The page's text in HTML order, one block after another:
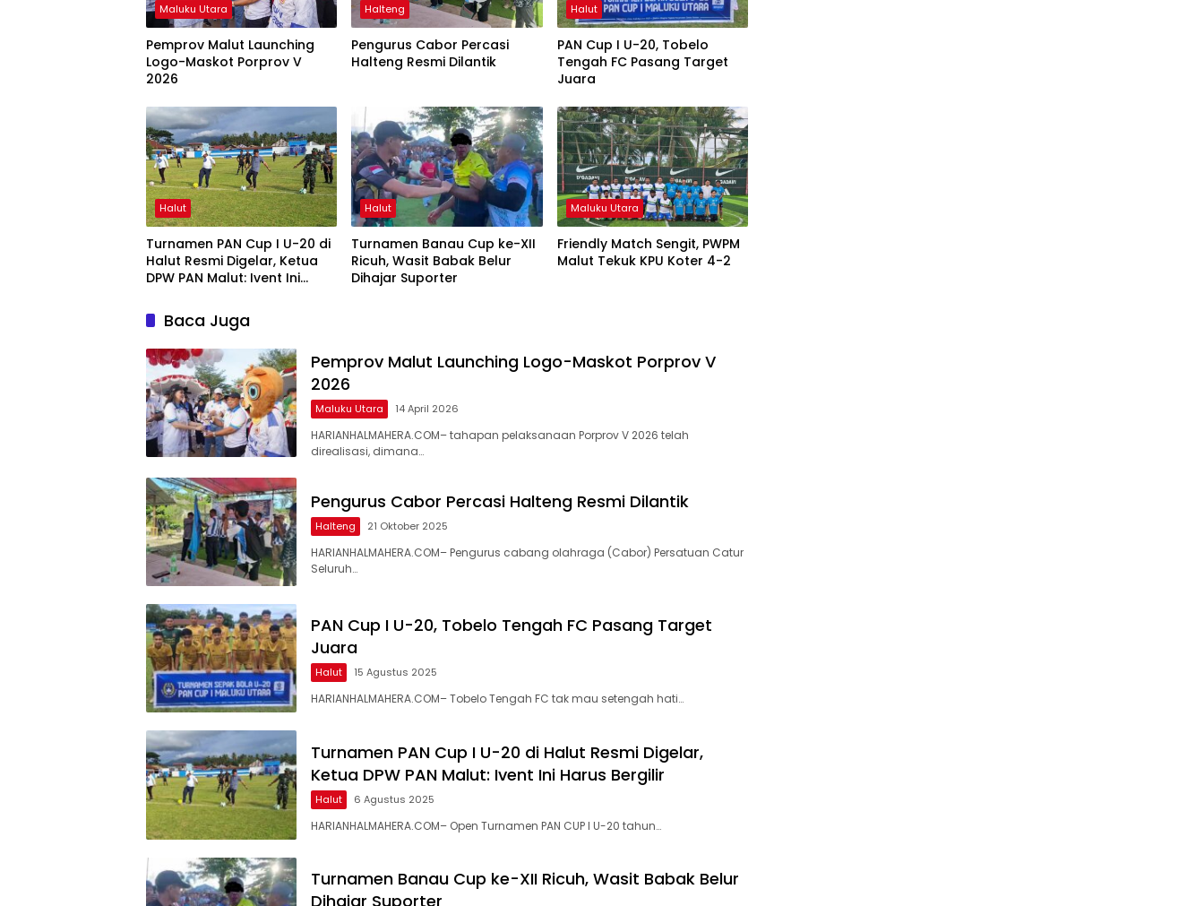
Maluku Utara
Pemprov Malut Launching
Logo-Maskot Porprov V
2026
Halteng
Pengurus Cabor Percasi
Halteng Resmi Dilantik
Halut
PAN Cup I U-20, Tobelo
Tengah FC Pasang Target
Juara
Halut
Turnamen PAN Cup I U-20 di
Halut Resmi Digelar, Ketua
DPW PAN Malut: Ivent Ini
Halut
Turnamen Banau Cup ke-XII
Ricuh, Wasit Babak Belur
Dihajar Suporter
Maluku Utara
Friendly Match Sengit, PWPM
Malut Tekuk KPU Koter 4-2
Baca Juga
Pemprov Malut Launching Logo-Maskot Porprov V
2026
Maluku Utara 14 April 2026
HARIANHALMAHERA.COM– tahapan pelaksanaan Porprov V 2026 telah
direalisasi, dimana…
Pengurus Cabor Percasi Halteng Resmi Dilantik
Halteng 21 Oktober 2025
HARIANHALMAHERA.COM– Pengurus cabang olahraga (Cabor) Persatuan Catur
Seluruh…
PAN Cup I U-20, Tobelo Tengah FC Pasang Target
Juara
Halut 15 Agustus 2025
HARIANHALMAHERA.COM– Tobelo Tengah FC tak mau setengah hati…
Turnamen PAN Cup I U-20 di Halut Resmi Digelar,
Ketua DPW PAN Malut: Ivent Ini Harus Bergilir
Halut 6 Agustus 2025
HARIANHALMAHERA.COM– Open Turnamen PAN CUP I U-20 tahun…
Turnamen Banau Cup ke-XII Ricuh, Wasit Babak Belur
Dihajar Suporter